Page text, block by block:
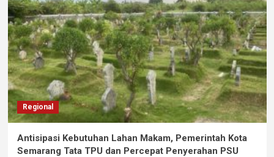
Regional
Antisipasi Kebutuhan Lahan Makam, Pemerintah Kota
Semarang Tata TPU dan Percepat Penyerahan PSU